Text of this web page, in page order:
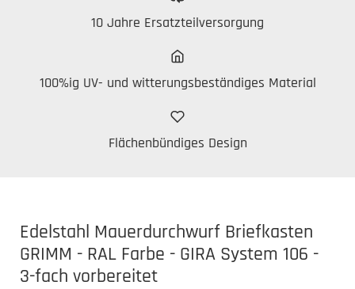
10 Jahre Ersatzteilversorgung
100%ig UV- und witterungsbeständiges Material
Flächenbündiges Design
Edelstahl Mauerdurchwurf Briefkasten
GRIMM - RAL Farbe - GIRA System 106 -
3-fach vorbereitet